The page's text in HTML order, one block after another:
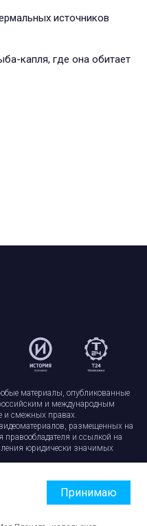
источников
капля, где она обитает
материалы, опубликованные
и международным
и смежных правах.
размещенных на
правообладателя и ссылкой на
юридически значимых
персональных данных
Принимаю